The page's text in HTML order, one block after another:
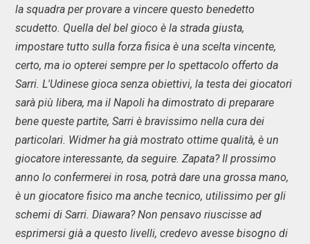
la squadra per provare a vincere questo benedetto
scudetto. Quella del bel gioco è la strada giusta,
impostare tutto sulla forza fisica è una scelta vincente,
certo, ma io opterei sempre per lo spettacolo offerto da
Sarri. L'Udinese gioca senza obiettivi, la testa dei giocatori
sarà più libera, ma il Napoli ha dimostrato di preparare
bene queste partite, Sarri è bravissimo nella cura dei
particolari. Widmer ha già mostrato ottime qualità, è un
giocatore interessante, da seguire. Zapata? Il prossimo
anno lo confermerei in rosa, potrà dare una grossa mano,
è un giocatore fisico ma anche tecnico, utilissimo per gli
schemi di Sarri. Diawara? Non pensavo riuscisse ad
esprimersi già a questo livelli, credevo avesse bisogno di